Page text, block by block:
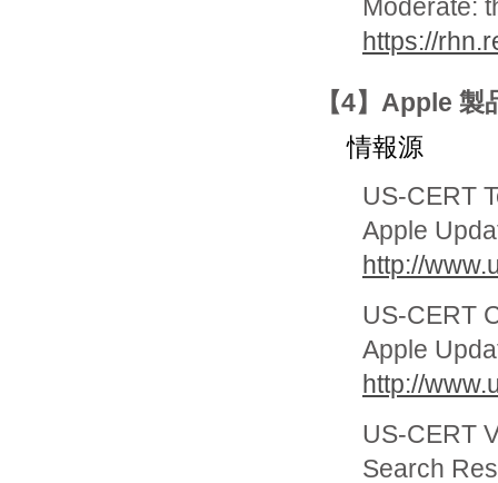
Moderate:
https://
【4】Apple
情報源
US-CERT
Apple
http://
US-CERT
Apple
http://
US-CERT
Search